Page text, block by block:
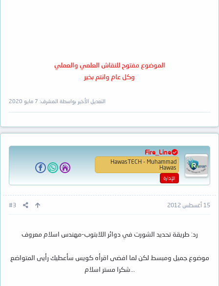
الموضوع مفتوح للنقاش العلمي والعملي
وكل عام وانتم بخير
التعديل الأخير بواسطة المشرف: 7 مايو 2020
Fire_Line
HawasTECH - Muhammad
Hawas
الإدارة
15 أغسطس 2012 #3
رد: طريقة تحديد الشورت في دوائر اللابتوب-مهندس اسلام معروف
موضوع جميل ومبسط لكن لما افضى اقرأه كويس سأعطيك رأيى المتواضع
...شكرا مستر اسلام